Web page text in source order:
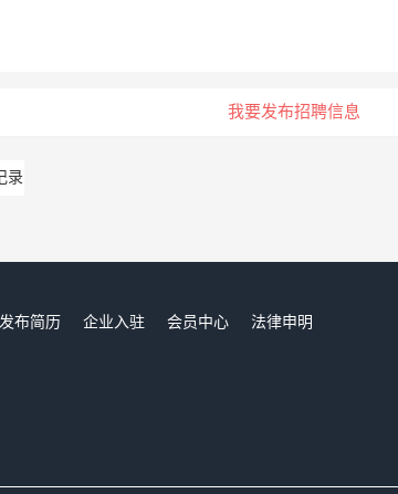
我要发布招聘信息
录
发布简历 企业入驻 会员中心
法律申明